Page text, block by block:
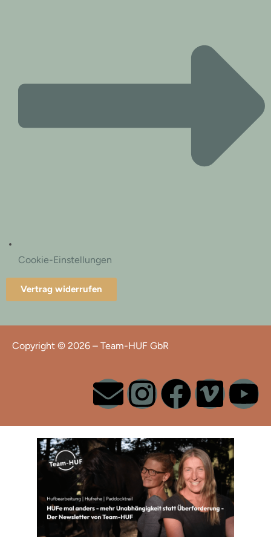
Cookie-Einstellungen
Vertrag widerrufen
Copyright © 2026 – Team-HUF GbR